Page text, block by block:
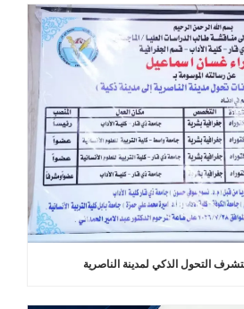
التحول الذكي لمدينة الناصرية